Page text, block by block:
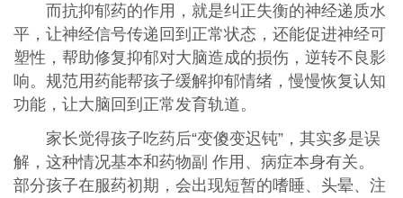
而抗抑郁药的作用，就是纠正失衡的神经递质水
平，让神经信号传递回到正常状态，还能促进神经可
塑性，帮助修复抑郁对大脑造成的损伤，逆转不良影
响。规范用药能帮孩子缓解抑郁情绪，慢慢恢复认知
功能，让大脑回到正常发育轨道。
家长觉得孩子吃药后“变傻变迟钝”，其实多是误
解，这种情况基本和药物副 作用、病症本身有关。
部分孩子在服药初期，会出现短暂的嗜睡、头晕、注